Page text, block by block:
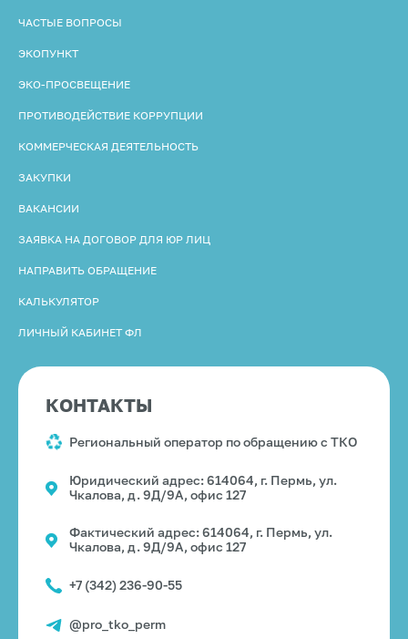
ЧАСТЫЕ ВОПРОСЫ
ЭКОПУНКТ
ЭКО-ПРОСВЕЩЕНИЕ
ПРОТИВОДЕЙСТВИЕ КОРРУПЦИИ
КОММЕРЧЕСКАЯ ДЕЯТЕЛЬНОСТЬ
ЗАКУПКИ
ВАКАНСИИ
ЗАЯВКА НА ДОГОВОР ДЛЯ ЮР ЛИЦ
НАПРАВИТЬ ОБРАЩЕНИЕ
КАЛЬКУЛЯТОР
ЛИЧНЫЙ КАБИНЕТ ФЛ
КОНТАКТЫ
Региональный оператор по обращению с ТКО
Юридический адрес: 614064, г. Пермь, ул.
Чкалова, д. 9Д/9А, офис 127
Фактический адрес: 614064, г. Пермь, ул.
Чкалова, д. 9Д/9А, офис 127
+7 (342) 236-90-55
@pro_tko_perm